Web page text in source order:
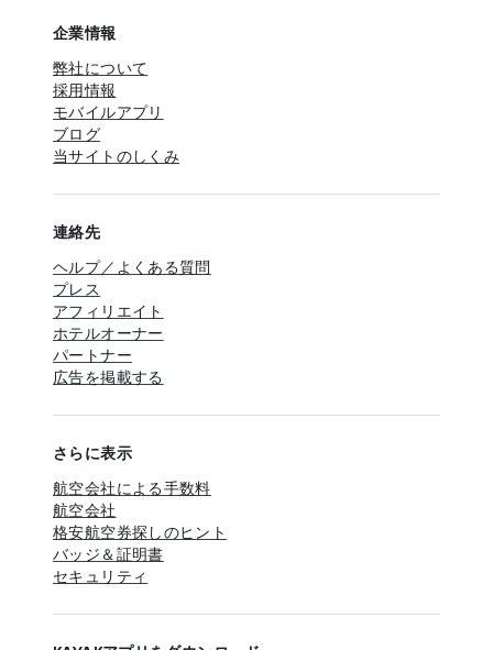
企業情報
弊社について
採用情報
モバイルアプリ
ブログ
当サイトのしくみ
連絡先
ヘルプ／よくある質問
プレス
アフィリエイト
ホテルオーナー
パートナー
広告を掲載する
さらに表示
航空会社による手数料
航空会社
格安航空券探しのヒント
バッジ＆証明書
セキュリティ